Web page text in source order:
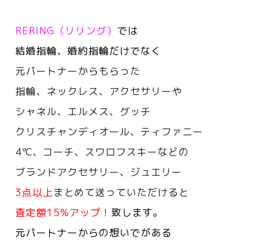
RERING（リリング） では
結婚指輪、婚約指輪だけでなく
元パートナーからもらった
指輪、ネックレス、アクセサリーや
シャネル、エルメス、 グッチ
クリスチャンディオール、ティファニー
4℃、コーチ、スワロフスキーなどの
ブランドアクセサリー、ジュエリー
3点以上まとめて送っていただけると
査定額15%アップ！ 致します。
元パートナーからの想いでがある